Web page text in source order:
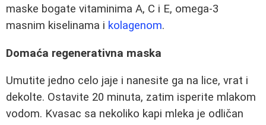
maske bogate vitaminima A, C i E, omega-3
masnim kiselinama i kolagenom.
Domaća regenerativna maska
Umutite jedno celo jaje i nanesite ga na lice, vrat i
dekolte. Ostavite 20 minuta, zatim isperite mlakom
vodom. Kvasac sa nekoliko kapi mleka je odličan